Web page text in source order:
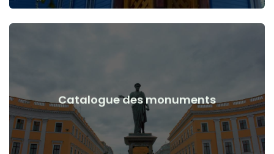
Catalogue des monuments
Monuments, œuvres d'art avant et après le début de la
guerre
Voir les détails